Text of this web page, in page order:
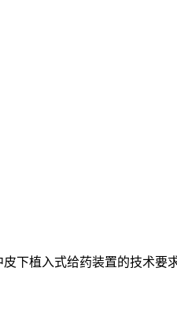
下植入式给药装置的技术要